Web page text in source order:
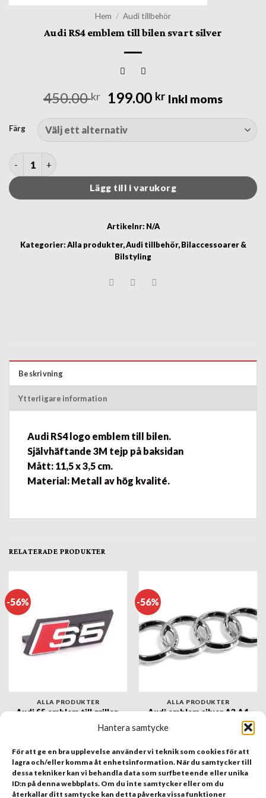
Hantera samtycke
För att ge en bra upplevelse använder vi teknik som cookies för att
lagra och/eller komma åt enhetsinformation. När du samtycker till
dessa tekniker kan vi behandla data som surfbeteende eller unika
ID:n på denna webbplats. Om du inte samtycker eller om du
återkallar ditt samtycke kan detta påverka vissa funktioner
Hem / Audi tillbehör
Audi RS4 emblem till bilen svart silver
450.00kr
Det
priset
var:
199.00 krDet
är:
Inkl moms
Färg
Audi RS4 emblem till bilen svart silver mängd
Lägg till i varukorg
Artikelnr: N/A
Kategorier:Alla produkter,Audi tillbehör,Bilaccessoarer &
Bilstyling
Beskrivning
Ytterligare information
Audi RS4 logo emblem till bilen.
Självhäftande 3M tejp på baksidan
Mått: 11,5 x 3,5 cm.
Material: Metall av hög kvalité.
RELATERADE PRODUKTER
-56%
ALLA PRODUKTER
Audi S5 emblem till grillen,
priset
var:
449.00 kr.
krDet
priset
är:
199.00 kr.
Lägg till i varukorg
-56%
ALLA PRODUKTER
Audi emblem silver A3 A4
799.00
priset
var:
799.00 kr.
Det
priset
är:
349.00
Välj alternativ
Den
här